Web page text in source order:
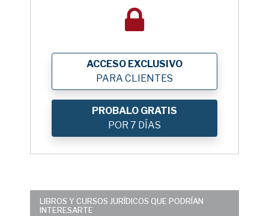
ACCESO EXCLUSIVO
PARA CLIENTES
PROBALO GRATIS
POR 7 DÍAS
LIBROS Y CURSOS JURÍDICOS QUE PODRÍAN
INTERESARTE